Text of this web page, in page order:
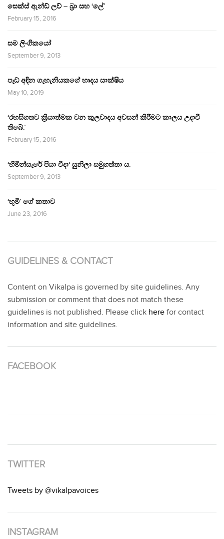
සෙක්ස් ඇන්ඩ් ලව් – බ්‍රා සහ ‘ලේ’
February 15, 2016
සම ලිංගිකයෝ
September 9, 2013
පෑඩ් අඳින ගැහැනියකගේ හෘදය සාක්ෂිය
May 10, 2019
‘රහසිගතව ක්‍රියාත්මක වන කුලවාදය අවසන් කිරීමට කාලය උදාවී
තිබේ.’
February 15, 2016
‘හිමින්සැරේ පියා විදා‘ සුනිලා සමුගත්තා ය.
September 9, 2013
‘භූමි’ ගේ කතාව
June 23, 2016
GUIDELINES & CONTACT
Content on Vikalpa is governed by site guidelines. Any
submission or comment that does not match these
guidelines is not published. Please click here for contact
information and site guidelines.
FACEBOOK
TWITTER
Tweets by @vikalpavoices
INSTAGRAM